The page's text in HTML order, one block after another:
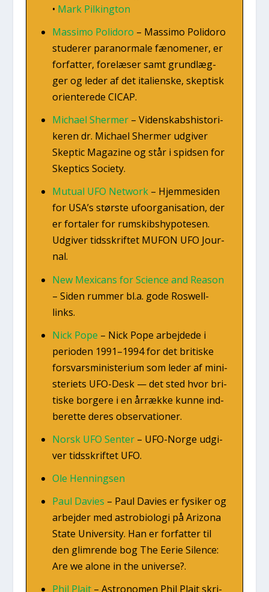
• Mark Pil­king­ton
Mas­si­mo Poli­doro – Mas­si­mo Poli­doro
stu­de­rer para­nor­ma­le fæno­me­ner, er
for­fat­ter, fore­læ­ser samt grund­læg­
ger og leder af det ita­li­en­ske, skep­tisk
ori­en­te­re­de CICAP.
Micha­el Sher­mer– Viden­skabs­hi­sto­ri­
ke­ren dr. Micha­el Sher­mer udgi­ver
Skep­tic Maga­zi­ne og står i spid­sen for
Skep­ti­cs Socie­ty.
Mutu­al UFO Net­work– Hjem­mesi­den
for USA’s stør­ste ufo­or­ga­ni­sa­tion, der
er for­ta­ler for rum­skibs­hy­po­te­sen.
Udgi­ver tids­skrif­tet MUFON UFO Jour­
nal.
New Mexi­cans for Sci­en­ce and Rea­son
– Siden rum­mer bl.a. gode Roswell-
links.
Nick Pope – Nick Pope arbej­de­de i
peri­o­den 1991–1994 for det bri­ti­ske
for­svars­mi­ni­ste­ri­um som leder af mini­
ste­ri­ets UFO-Desk — det sted hvor bri­
ti­ske bor­ge­re i en årræk­ke kun­ne ind­
be­ret­te deres obser­va­tio­ner.
Norsk UFO Sen­ter– UFO-Nor­ge udgi­
ver tids­skrif­tet UFO.
Ole Hen­nings­en
Paul Davies – Paul Davies er fysi­ker og
arbej­der med astro­bi­o­lo­gi på Arizo­na
Sta­te Uni­ver­si­ty. Han er for­fat­ter til
den glim­ren­de bog The Eerie Silen­ce:
Are we alo­ne in the uni­ver­se?.
Phil Plait – Astro­no­men Phil Plait skri­